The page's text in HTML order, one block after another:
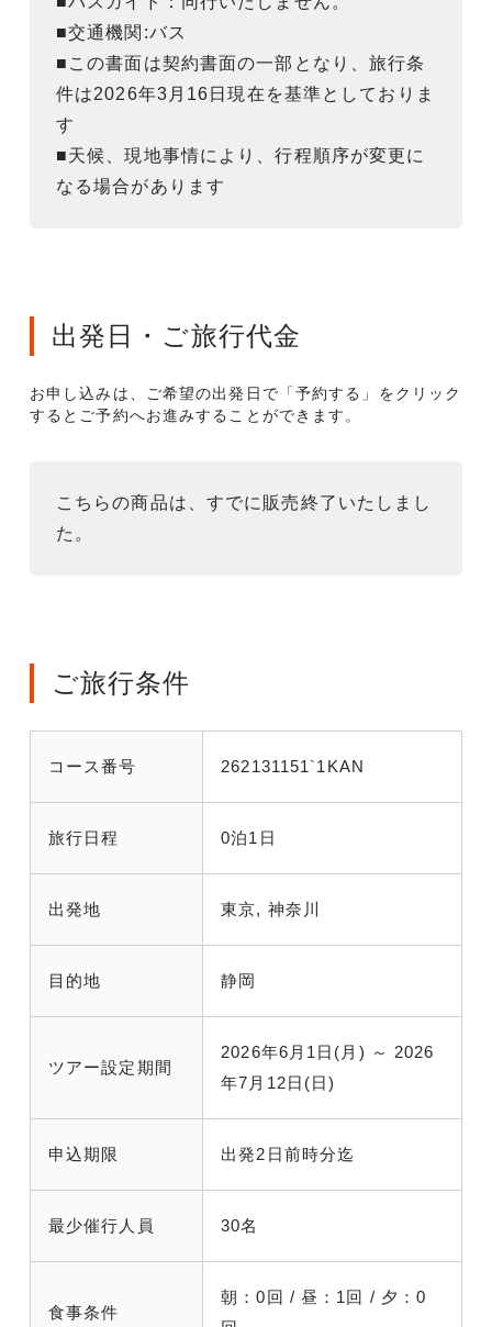
■交通機関:バス
■この書面は契約書面の一部となり、旅行条
件は2026年3月16日現在を基準としておりま
す
■天候、現地事情により、行程順序が変更に
なる場合があります
出発日・ご旅行代金
お申し込みは、ご希望の出発日で「予約する」をクリック
するとご予約へお進みすることができます。
こちらの商品は、すでに販売終了いたしまし
た。
ご旅行条件
コース番号 262131151`1KAN
旅行日程 0泊1日
出発地 東京, 神奈川
目的地 静岡
ツアー設定期間
2026年6月1日(月) ～ 2026
年7月12日(日)
申込期限 出発2日前時分迄
最少催行人員 30名
食事条件
朝：0回 / 昼：1回 / 夕：0